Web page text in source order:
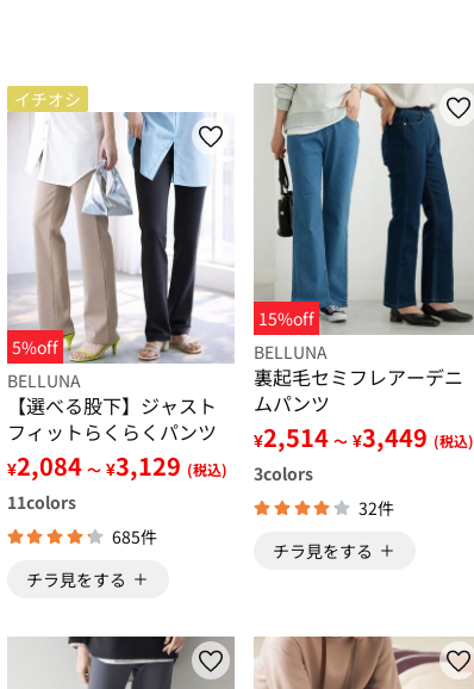
イチオシ
5%off
BELLUNA
【選べる股下】ジャスト
フィットらくらくパンツ
¥2,084 ～ ¥3,129 (税込)
11colors
685件
チラ見をする
15%off
BELLUNA
裏起毛セミフレアーデニ
ムパンツ
¥2,514 ～ ¥3,449 (税込)
3colors
32件
チラ見をする